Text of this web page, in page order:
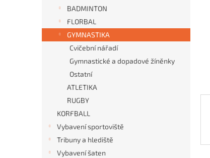
l
BADMINTON
FLORBAL
GYMNASTIKA
Cvičební nářadí
Gymnastické a dopadové žíněnky
Ostatní
ATLETIKA
RUGBY
KORFBALL
Vybavení sportoviště
Tribuny a hlediště
Vybavení šaten